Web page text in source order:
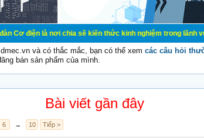
nơi chia sẽ kiến thức kinh nghiệm trong lãnh vực cơ
và có thắc mắc, bạn có thể xem các câu hỏi
bán sản phẩm của mình.
Bài viết gần đây
6 → 10 Tiếp >